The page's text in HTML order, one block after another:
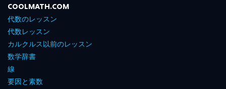
COOLMATH.COM
代数のレッスン
代数レッスン
カルクルス以前のレッスン
数学辞書
線
要因と素数